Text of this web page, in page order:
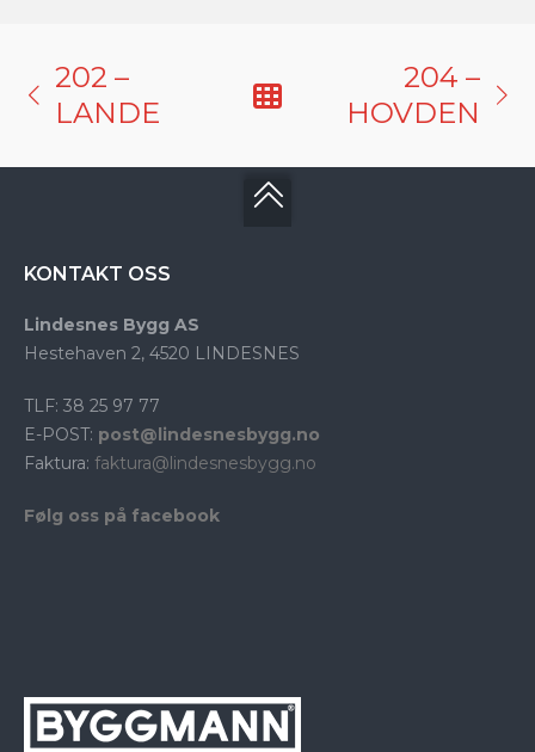
202 –
LANDE
204 –
HOVDEN
KONTAKT OSS
Lindesnes Bygg AS
Hestehaven 2, 4520 LINDESNES
TLF: 38 25 97 77
E-POST: post@lindesnesbygg.no
Faktura: faktura@lindesnesbygg.no
Følg oss på facebook